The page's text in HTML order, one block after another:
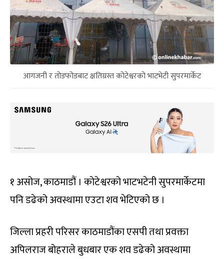
आगजनी र तोडफोडबाट क्षतिग्रस्त कोटेश्वरको भाटभेटी सुपरमार्केट
१ असोज, काठमाडौं । कोटेश्वरको भाटभटेनी सुपरमार्केटमा
पनि डढेको अवस्थामा एउटा शव भेटिएको छ ।
जिल्ला प्रहरी परिसर काठमाडौंका एसपी तथा प्रवक्ता
अपिलराज बोहराले बुधबार एक शव डढेको अवस्थामा